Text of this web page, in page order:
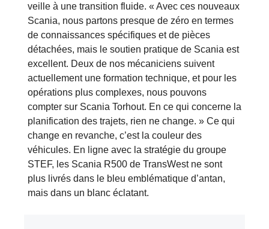
veille à une transition fluide. « Avec ces nouveaux
Scania, nous partons presque de zéro en termes
de connaissances spécifiques et de pièces
détachées, mais le soutien pratique de Scania est
excellent. Deux de nos mécaniciens suivent
actuellement une formation technique, et pour les
opérations plus complexes, nous pouvons
compter sur Scania Torhout. En ce qui concerne la
planification des trajets, rien ne change. » Ce qui
change en revanche, c’est la couleur des
véhicules. En ligne avec la stratégie du groupe
STEF, les Scania R500 de TransWest ne sont
plus livrés dans le bleu emblématique d’antan,
mais dans un blanc éclatant.